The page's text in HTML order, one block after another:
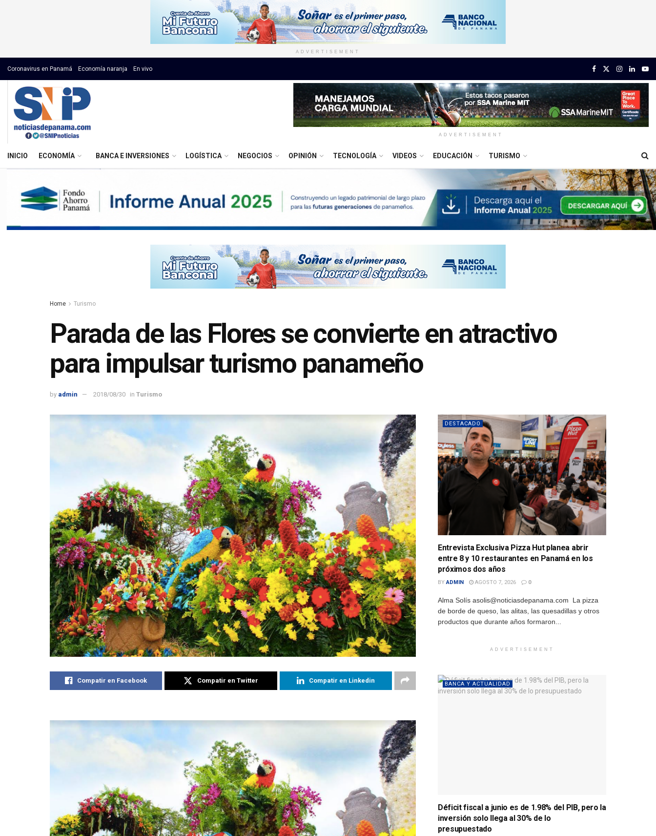
ADVERTISEMENT
Coronavirus en Panamá Economía naranja En vivo
ADVERTISEMENT
INICIO ECONOMÍA BANCA E INVERSIONES LOGÍSTICA NEGOCIOS OPINIÓN TECNOLOGÍA VIDEOS EDUCACIÓN TURISMO
Home Turismo
Parada de las Flores se convierte en atractivo
para impulsar turismo panameño
by admin 2018/08/30 in Turismo
Compatir en Facebook Compatir en Twitter Compatir en Linkedin
DESTACADO
Entrevista Exclusiva Pizza Hut planea abrir
entre 8 y 10 restaurantes en Panamá en los
próximos dos años
BY ADMIN AGOSTO 7, 2026 0
Alma Solís asolis@noticiasdepanama.com La pizza
de borde de queso, las alitas, las quesadillas y otros
productos que durante años formaron...
ADVERTISEMENT
BANCA Y ACTUALIDAD
Déficit fiscal a junio es de 1.98% del PIB, pero la
inversión solo llega al 30% de lo
presupuestado